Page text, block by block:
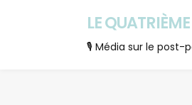
LE
🎙 Média sur le post-